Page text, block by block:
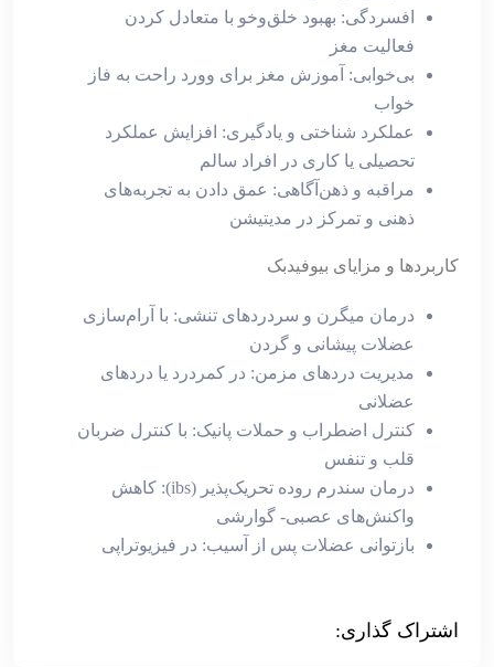
افسردگی: بهبود خلق‌وخو با متعادل کردن
فعالیت مغز
بی‌خوابی: آموزش مغز برای وورد راحت به فاز
خواب
عملکرد شناختی و یادگیری: افزایش عملکرد
تحصیلی یا کاری در افراد سالم
مراقبه و ذهن‌آگاهی: عمق دادن به تجربه‌های
ذهنی و تمرکز در مدیتیشن
کاربردها و مزایای بیوفیدبک
درمان میگرن و سردردهای تنشی: با آرام‌سازی
عضلات پیشانی و گردن
مدیریت دردهای مزمن: در کمردرد یا دردهای
عضلانی
کنترل اضطراب و حملات پانیک: با کنترل ضربان
قلب و تنفس
درمان سندرم روده تحریک‌پذیر (ibs): کاهش
واکنش‌های عصبی- گوارشی
بازتوانی عضلات پس از آسیب: در فیزیوتراپی
اشتراک گذاری: